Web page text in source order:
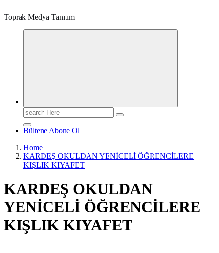
Toprak Medya Tanıtım
Search
for:
Bültene Abone Ol
Home
KARDEŞ OKULDAN YENİCELİ ÖĞRENCİLERE
KIŞLIK KIYAFET
KARDEŞ OKULDAN
YENİCELİ ÖĞRENCİLERE
KIŞLIK KIYAFET